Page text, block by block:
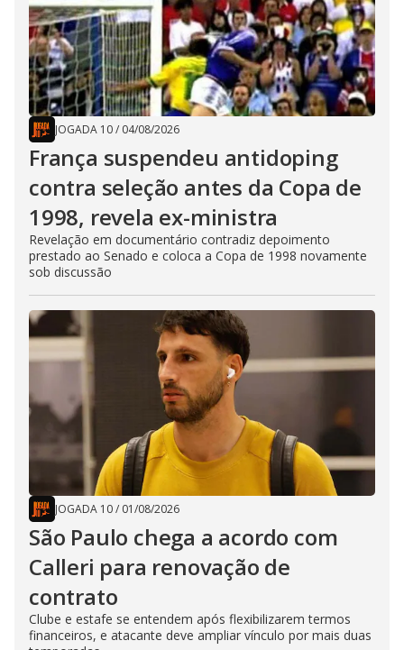
JOGADA 10/ 04/08/2026
França suspendeu antidoping
contra seleção antes da Copa de
1998, revela ex-ministra
Revelação em documentário contradiz depoimento
prestado ao Senado e coloca a Copa de 1998 novamente
sob discussão
JOGADA 10/ 01/08/2026
São Paulo chega a acordo com
Calleri para renovação de
contrato
Clube e estafe se entendem após flexibilizarem termos
financeiros, e atacante deve ampliar vínculo por mais duas